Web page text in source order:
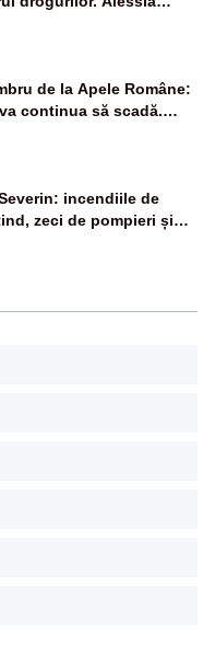
decizia magistraților
de la Apele Române:
continua să scadă.
închide în 4 zile
incendiile de
zeci de pompieri și
cu flăcările - VIDEO